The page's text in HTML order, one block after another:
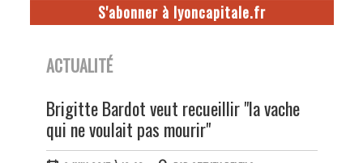
S'abonner à lyoncapitale.fr
ACTUALITÉ
Brigitte Bardot veut recueillir "la vache
qui ne voulait pas mourir"